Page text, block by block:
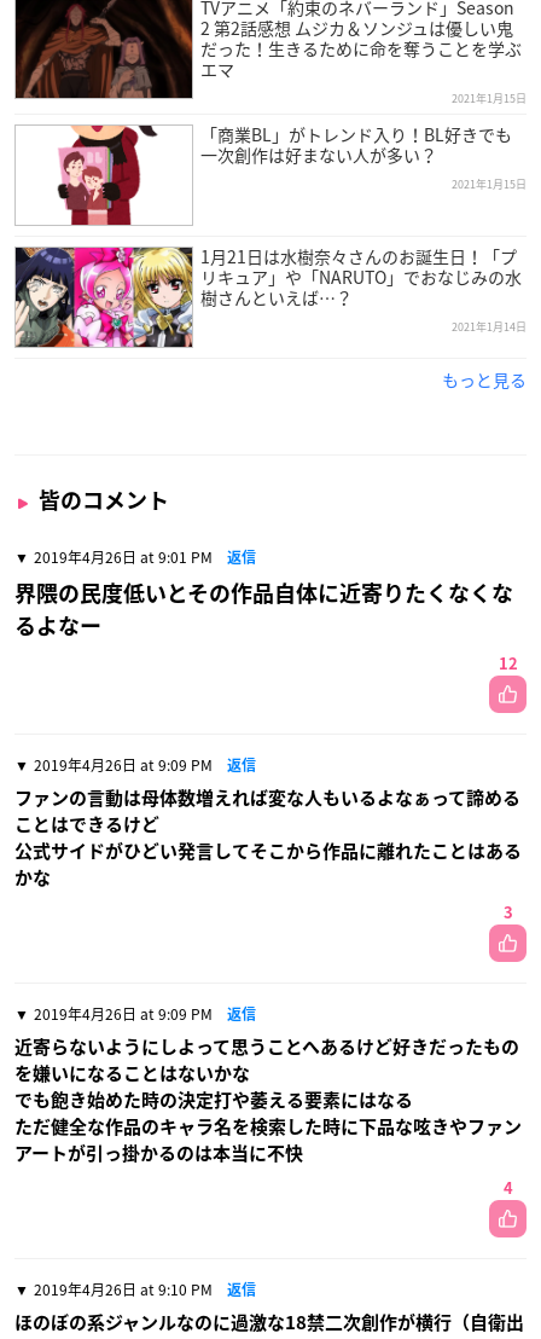
TVアニメ「約束のネバーランド」Season
2 第2話感想 ムジカ＆ソンジュは優しい鬼
だった！生きるために命を奪うことを学ぶ
エマ
2021年1月15日
「商業BL」がトレンド入り！BL好きでも
一次創作は好まない人が多い？
2021年1月15日
1月21日は水樹奈々さんのお誕生日！「プ
リキュア」や「NARUTO」でおなじみの水
樹さんといえば…？
2021年1月14日
もっと見る
皆のコメント
2019年4月26日 at 9:01 PM 返信
界隈の民度低いとその作品自体に近寄りたくなくな
るよなー
12
2019年4月26日 at 9:09 PM 返信
ファンの言動は母体数増えれば変な人もいるよなぁって諦める
ことはできるけど
公式サイドがひどい発言してそこから作品に離れたことはある
かな
3
2019年4月26日 at 9:09 PM 返信
近寄らないようにしよって思うことへあるけど好きだったもの
を嫌いになることはないかな
でも飽き始めた時の決定打や萎える要素にはなる
ただ健全な作品のキャラ名を検索した時に下品な呟きやファン
アートが引っ掛かるのは本当に不快
4
2019年4月26日 at 9:10 PM 返信
ほのぼの系ジャンルなのに過激な18禁二次創作が横行（自衛出